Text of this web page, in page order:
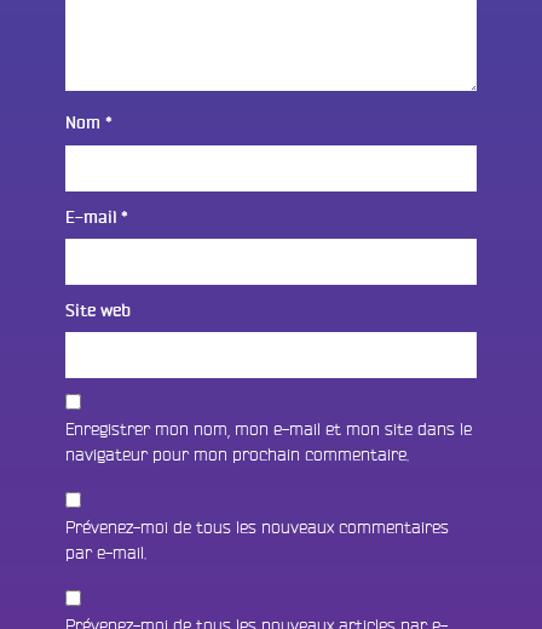
Nom *
E-mail *
Site web
Enregistrer mon nom, mon e-mail et mon site dans le
navigateur pour mon prochain commentaire.
Prévenez-moi de tous les nouveaux commentaires
par e-mail.